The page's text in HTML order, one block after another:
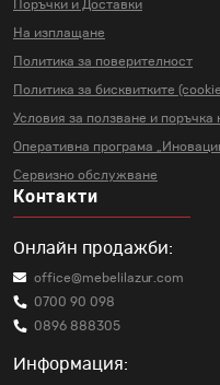
Поръчки и Доставки
На изплащане
Политика за поверителност
Политика за бисквитките
Условия за ползване и поръчка
Оперативна програма
Сервизно обслужване
Контакти
Онлайн продажби:
office@mebelilazur.com
0700 90 098
0896 888305
Информация: